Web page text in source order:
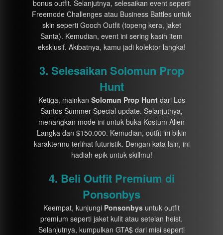
bonus outfit. Selanjutnya, selesaikan event seperti
Freemode Challenges atau Business Battles untuk
skin seperti Gooch Outfit (topeng kera, jaket
Santa). Kemudian, event ini sering kasih item
eksklusif. Akibatnya, kamu jadi kolektor langka!
3. Selesaikan Solomun Prop
Hunt
Ketiga, mainkan Solomun Prop Huntdari Los
Santos Summer Special update. Selanjutnya,
menangkan mode ini untuk buka Kostum Alien
Langka dan $150.000. Kemudian, outfit ini bikin
karaktermu terlihat futuristik. Dengan kata lain, ini
hadiah epik untuk skillmu!
4. Beli Outfit Premium di
Ponsonbys
Keempat, kunjungi Ponsonbys untuk outfit
premium seperti jaket kulit atau setelan heist.
Selanjutnya, kumpulkan GTA$ dari misi seperti